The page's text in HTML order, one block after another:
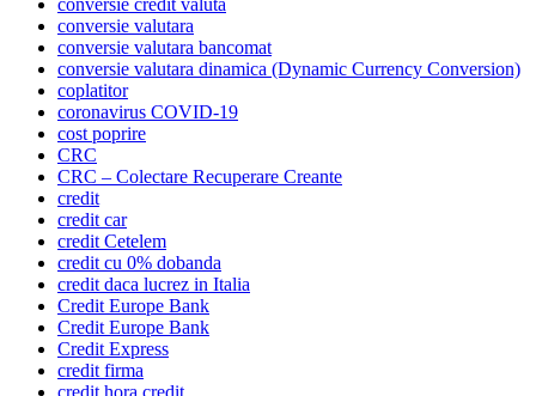
conversie credit valuta
conversie valutara
conversie valutara bancomat
conversie valutara dinamica (Dynamic Currency Conversion)
coplatitor
coronavirus COVID-19
cost poprire
CRC
CRC – Colectare Recuperare Creante
credit
credit car
credit Cetelem
credit cu 0% dobanda
credit daca lucrez in Italia
Credit Europe Bank
Credit Europe Bank
Credit Express
credit firma
credit hora credit